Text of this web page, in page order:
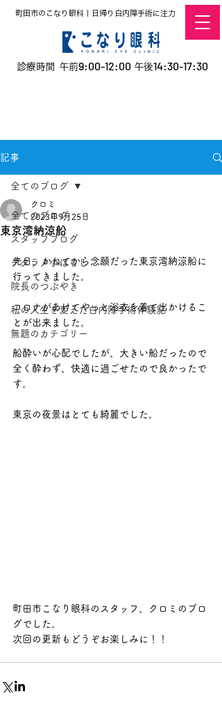
町田市のこなり眼科｜日帰り白内障手術に注力
診療時間 午前9:00-12:00 午後14:30-17:30
記事
全てのブログ
スタッフブログ
デタラメ小ばなし
院長のつぶやき
私の人生を変えた白内障手術体験記
無題のカテゴリー
全てのブログ
東京湾納涼船
クロミ
2023年9月25日
先日、かねてから念願だった東京湾納涼船に
行ってきました。
コロナがあけてやっと浴衣を着て出かけるこ
とが出来ました。
船酔いが心配でしたが、大きい船だったので
全く酔わず、快適に過ごせたので良かったで
す。
東京の夜景はとても綺麗でした。
町田市こなり眼科のスタッフ、クロミのブロ
グでした。
次回の更新もどうぞお楽しみに！！